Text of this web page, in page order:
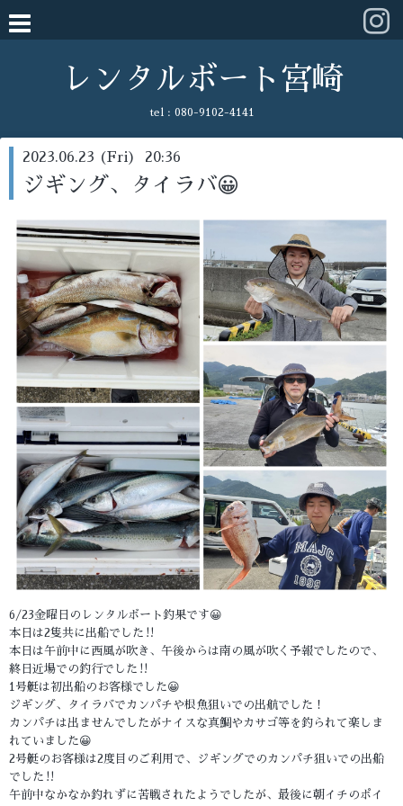
レンタルボート宮崎
tel : 080-9102-4141
2023.06.23 (Fri) 20:36
ジギング、タイラバ😀
6/23金曜日のレンタルボート釣果です😀
本日は2隻共に出船でした‼️
本日は午前中に西風が吹き、午後からは南の風が吹く予報でしたので、
終日近場での釣行でした‼️
1号艇は初出船のお客様でした😀
ジギング、タイラバでカンパチや根魚狙いでの出航でした！
カンパチは出ませんでしたがナイスな真鯛やカサゴ等を釣られて楽しま
れていました😀
2号艇のお客様は2度目のご利用で、ジギングでのカンパチ狙いでの出船
でした‼️
午前中なかなか釣れずに苦戦されたようでしたが、最後に朝イチのポイ